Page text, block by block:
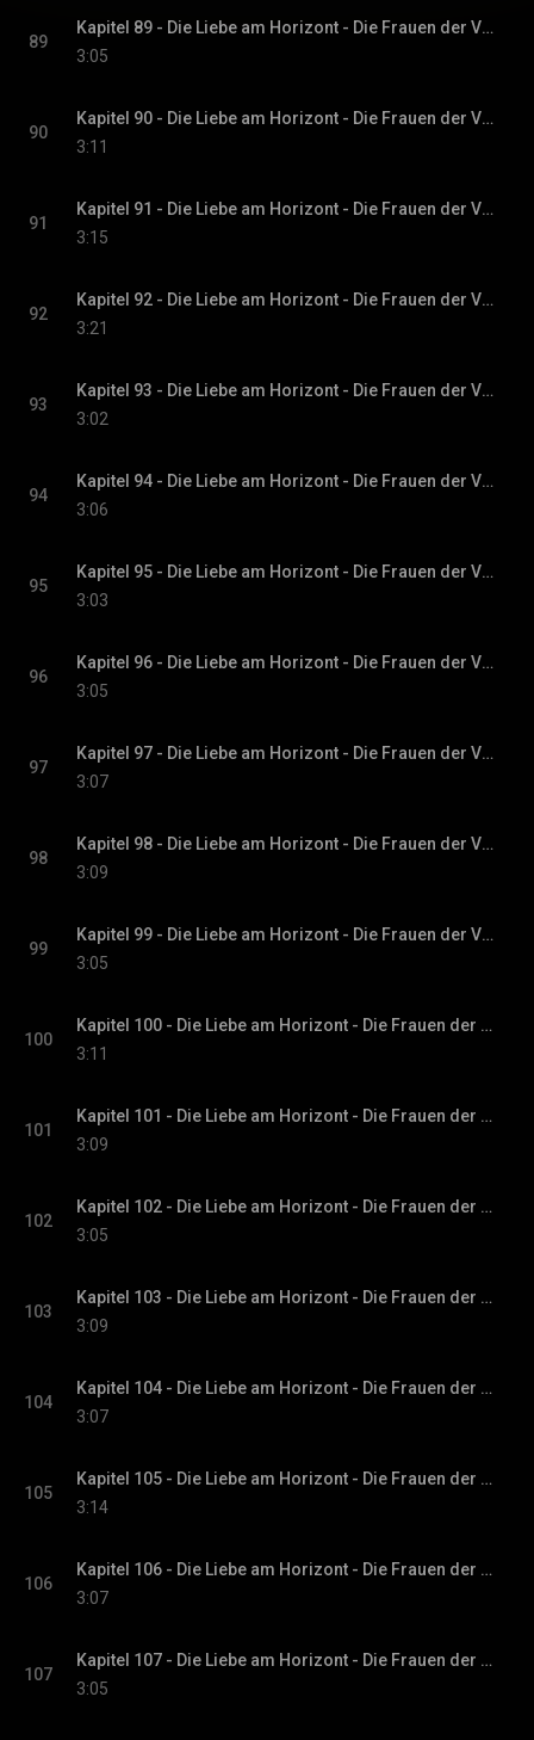
89
Kapitel 89 - Die Liebe am Horizont - Die Frauen der Villa Sommerwind, Band 3
3:05
90
Kapitel 90 - Die Liebe am Horizont - Die Frauen der Villa Sommerwind, Band 3
3:11
91
Kapitel 91 - Die Liebe am Horizont - Die Frauen der Villa Sommerwind, Band 3
3:15
92
Kapitel 92 - Die Liebe am Horizont - Die Frauen der Villa Sommerwind, Band 3
3:21
93
Kapitel 93 - Die Liebe am Horizont - Die Frauen der Villa Sommerwind, Band 3
3:02
94
Kapitel 94 - Die Liebe am Horizont - Die Frauen der Villa Sommerwind, Band 3
3:06
95
Kapitel 95 - Die Liebe am Horizont - Die Frauen der Villa Sommerwind, Band 3
3:03
96
Kapitel 96 - Die Liebe am Horizont - Die Frauen der Villa Sommerwind, Band 3
3:05
97
Kapitel 97 - Die Liebe am Horizont - Die Frauen der Villa Sommerwind, Band 3
3:07
98
Kapitel 98 - Die Liebe am Horizont - Die Frauen der Villa Sommerwind, Band 3
3:09
99
Kapitel 99 - Die Liebe am Horizont - Die Frauen der Villa Sommerwind, Band 3
3:05
100
Kapitel 100 - Die Liebe am Horizont - Die Frauen der Villa Sommerwind, Band 3
3:11
101
Kapitel 101 - Die Liebe am Horizont - Die Frauen der Villa Sommerwind, Band 3
3:09
102
Kapitel 102 - Die Liebe am Horizont - Die Frauen der Villa Sommerwind, Band 3
3:05
103
Kapitel 103 - Die Liebe am Horizont - Die Frauen der Villa Sommerwind, Band 3
3:09
104
Kapitel 104 - Die Liebe am Horizont - Die Frauen der Villa Sommerwind, Band 3
3:07
105
Kapitel 105 - Die Liebe am Horizont - Die Frauen der Villa Sommerwind, Band 3
3:14
106
Kapitel 106 - Die Liebe am Horizont - Die Frauen der Villa Sommerwind, Band 3
3:07
107
Kapitel 107 - Die Liebe am Horizont - Die Frauen der Villa Sommerwind, Band 3
3:05